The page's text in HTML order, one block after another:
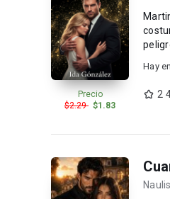
Precio
$2.29 $1.83
Hay
2